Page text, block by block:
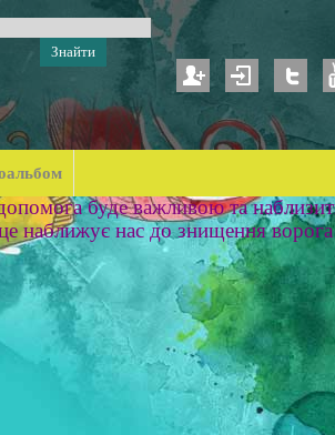
буде важливою та
наближує нас до знищення